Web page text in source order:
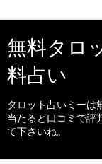
無料タロ
料占い
タロット占いミーは
当たると口コミで評
て下さいね。